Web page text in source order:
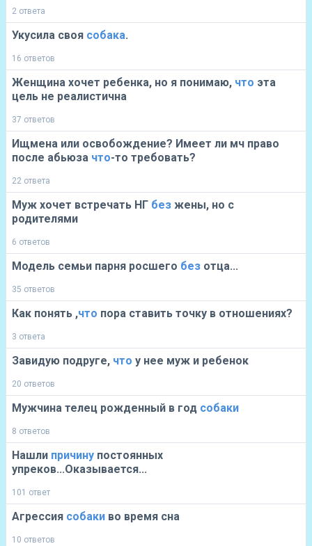
2 ответа
Укусила своя собака.
16 ответов
Женщина хочет ребенка, но я понимаю, что эта
цель не реалистична
37 ответов
Ищмена или освобождение? Имеет ли мч право
после абьюза что-то требовать?
22 ответа
Муж хочет встречать НГ без жены, но с
родителями
6 ответов
Модель семьи парня росшего без отца...
35 ответов
Как понять ,что пора ставить точку в отношениях?
3 ответа
Завидую подруге, что у нее муж и ребенок
20 ответов
Мужчина телец рожденный в год собаки
8 ответов
Нашли причину постоянных
упреков...Оказывается...
101 ответ
Агрессия собаки во время сна
10 ответов